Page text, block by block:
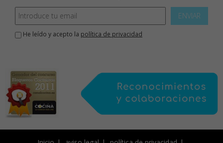
ENVIAR
He leído y acepto la política de privacidad